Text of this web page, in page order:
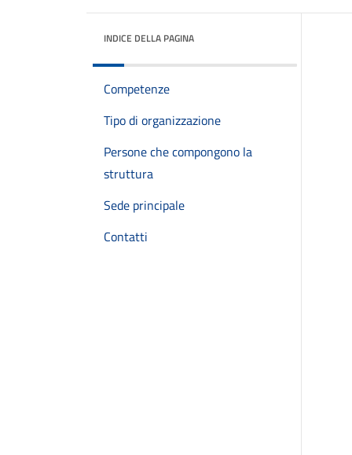
INDICE DELLA PAGINA
Competenze
Tipo di organizzazione
Persone che compongono la
struttura
Sede principale
Contatti